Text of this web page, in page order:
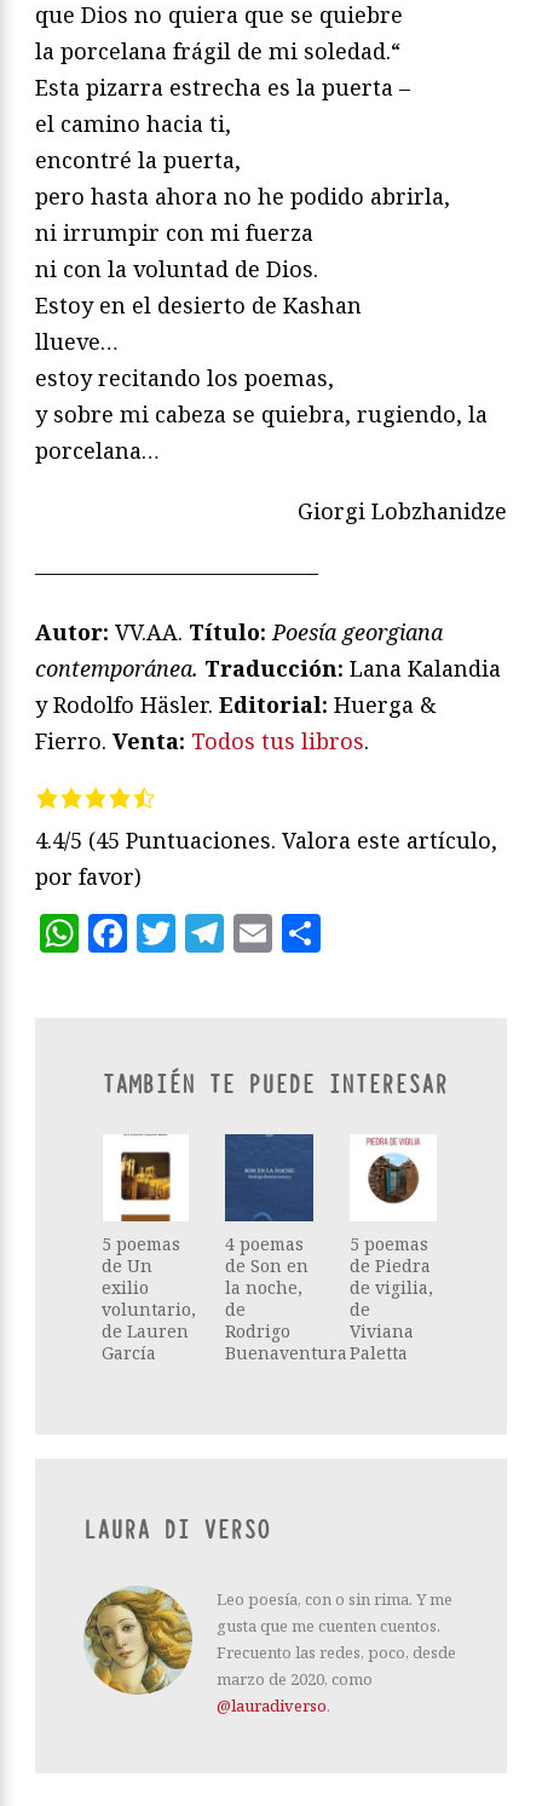
que Dios no quiera que se quiebre
la porcelana frágil de mi soledad.“
Esta pizarra estrecha es la puerta –
el camino hacia ti,
encontré la puerta,
pero hasta ahora no he podido abrirla,
ni irrumpir con mi fuerza
ni con la voluntad de Dios.
Estoy en el desierto de Kashan
llueve…
estoy recitando los poemas,
y sobre mi cabeza se quiebra, rugiendo, la
porcelana…
Giorgi Lobzhanidze
—————————————
Autor: VV.AA. Título: Poesía georgiana
contemporánea. Traducción: Lana Kalandia
y Rodolfo Häsler. Editorial: Huerga &
Fierro. Venta: Todos tus libros.
4.4/5 (45 Puntuaciones. Valora este artículo,
por favor)
WhatsApp
Facebook
Twitter
Telegram
Email
TAMBIÉN TE PUEDE INTERESAR
5 poemas
de Un
exilio
voluntario,
de Lauren
García
4 poemas
de Son en
la noche,
de
Rodrigo
Buenaventura
5 poemas
de Piedra
de vigilia,
de
Viviana
Paletta
LAURA DI VERSO
Leo poesía, con o sin rima. Y me
gusta que me cuenten cuentos.
Frecuento las redes, poco, desde
marzo de 2020, como
@lauradiverso.